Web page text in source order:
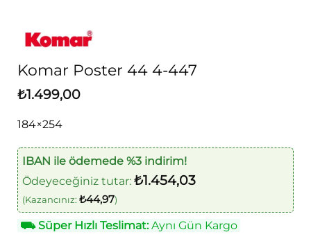
Komar Poster 44 4-447
₺1.499,00
184×254
IBAN ile ödemede %3 indirim!
Ödeyeceğiniz tutar: ₺1.454,03
(Kazancınız: ₺44,97)
⛟Süper Hızlı Teslimat:Aynı Gün Kargo